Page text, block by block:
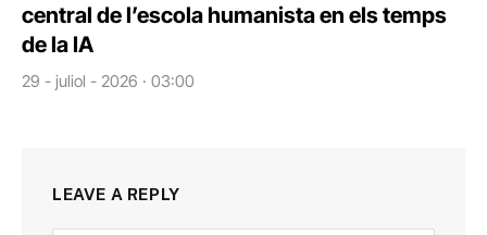
central de l’escola humanista en els temps
de la IA
29 - juliol - 2026 · 03:00
LEAVE A REPLY